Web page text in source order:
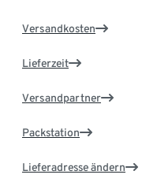
Versandkosten
Lieferzeit
Versandpartner
Packstation
Lieferadresse ändern